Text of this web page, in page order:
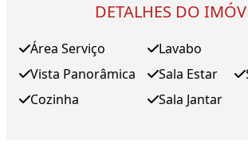
DETALHES DO
Área Serviço
Vista Panorâmica
Cozinha
Lavabo
Sala Estar
Sala Jantar